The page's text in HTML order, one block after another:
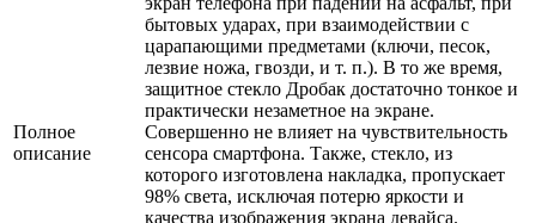
Полное
описание
бытовых ударах, при взаимодействии с
царапающими предметами (ключи, песок,
лезвие ножа, гвозди, и т. п.). В то же время,
защитное стекло Дробак достаточно тонкое и
практически незаметное на экране.
Совершенно не влияет на чувствительность
сенсора смартфона. Также, стекло, из
которого изготовлена накладка, пропускает
98% света, исключая потерю яркости и
качества изображения экрана девайса.